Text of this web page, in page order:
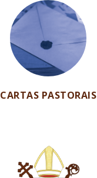
CARTAS PASTORAIS